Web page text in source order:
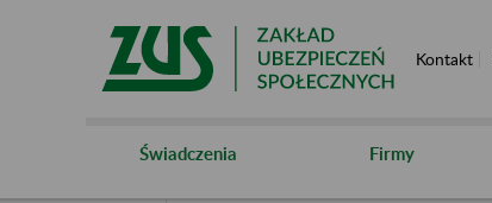
Kontakt
Świadczenia Firmy